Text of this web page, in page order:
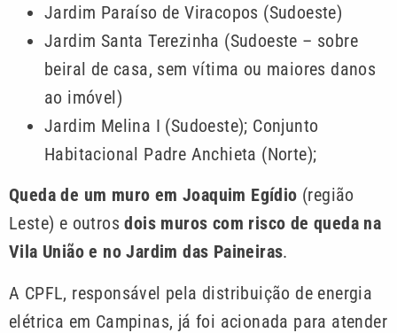
Jardim Paraíso de Viracopos (Sudoeste)
Jardim Santa Terezinha (Sudoeste – sobre
beiral de casa, sem vítima ou maiores danos
ao imóvel)
Jardim Melina I (Sudoeste); Conjunto
Habitacional Padre Anchieta (Norte);
Queda de um muro em Joaquim Egídio (região
Leste) e outrosdois muros com risco de queda na
Vila União e no Jardim das Paineiras.
A CPFL, responsável pela distribuição de energia
elétrica em Campinas, já foi acionada para atender